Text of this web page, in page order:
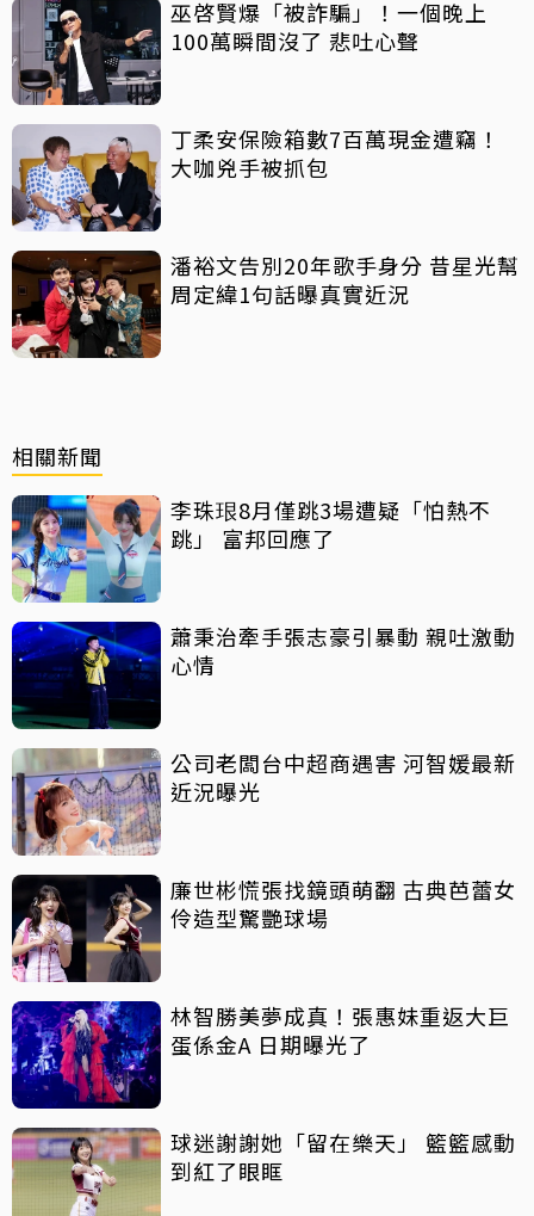
巫啓賢爆「被詐騙」！一個晚上
100萬瞬間沒了 悲吐心聲
丁柔安保險箱數7百萬現金遭竊！
大咖兇手被抓包
潘裕文告別20年歌手身分 昔星光幫
周定緯1句話曝真實近況
相關新聞
李珠珢8月僅跳3場遭疑「怕熱不
跳」 富邦回應了
蕭秉治牽手張志豪引暴動 親吐激動
心情
公司老闆台中超商遇害 河智媛最新
近況曝光
廉世彬慌張找鏡頭萌翻 古典芭蕾女
伶造型驚艷球場
林智勝美夢成真！張惠妹重返大巨
蛋係金A 日期曝光了
球迷謝謝她「留在樂天」 籃籃感動
到紅了眼眶